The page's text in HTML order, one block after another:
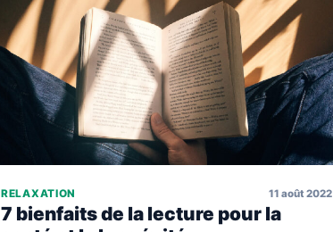
RELAXATION 11 août 2022
7 bienfaits de la lecture pour la